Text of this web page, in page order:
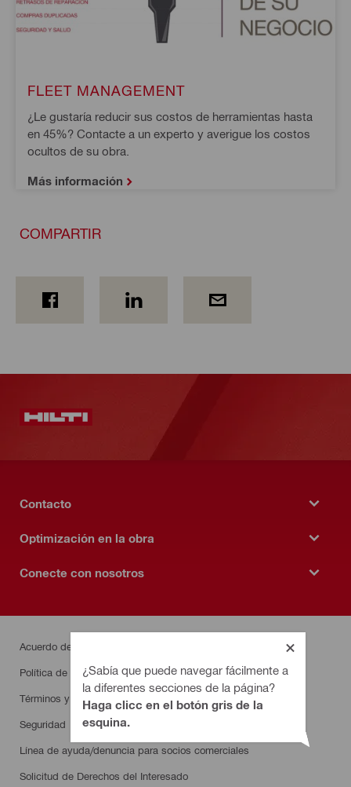
¿Sabía que puede navegar fácilmente a
la diferentes secciones de la página?
Haga clicc en el botón gris de la
esquina.
FLEET MANAGEMENT
¿Le gustaría reducir sus costos de herramientas hasta
en 45%? Contacte a un experto y averigue los costos
ocultos de su obra.
Más información
COMPARTIR
Contacto
Optimización en la obra
Conecte con nosotros
Acuerdo de acceso
Política de Privacidad
Términos y Condiciones
Seguridad
Línea de ayuda/denuncia para socios comerciales
Solicitud de Derechos del Interesado